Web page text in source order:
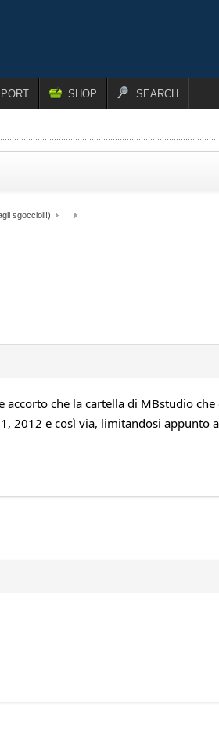
SHOP SEARCH
sgoccioli!)
che la cartella di MBstudio
2012 e così via, limitandosi appunto